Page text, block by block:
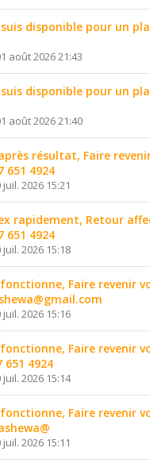
suis disponible pour un
août 2026 21:43
suis disponible pour un
août 2026 21:40
résultat, Faire
651 4924
juil. 2026 15:21
rapidement, Retour
651 4924
juil. 2026 15:18
Faire revenir
juil. 2026 15:16
Faire revenir
651 4924
juil. 2026 15:14
Faire revenir
juil. 2026 15:11